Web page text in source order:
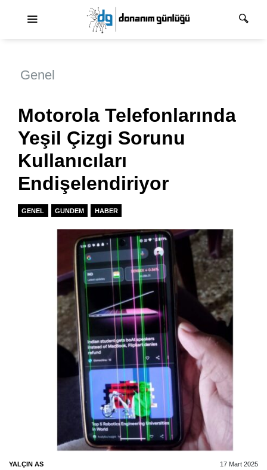
Genel
Motorola Telefonlarında
Yeşil Çizgi Sorunu
Kullanıcıları
Endişelendiriyor
GENEL GUNDEM HABER
YALÇIN AS 17 Mart 2025